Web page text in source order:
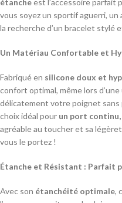
étancheest l’accessoire parfait
vous soyez un sportif aguerri,
la recherche d’un bracelet stylé
Un Matériau Confortable et
Fabriqué en silicone doux et
confort optimal, même lors
délicatement votre poignet sans
choix idéal pour un port
agréable au toucher et sa
vous le portez !
Étanche et Résistant : Parfait
Avec son étanchéité optimale,